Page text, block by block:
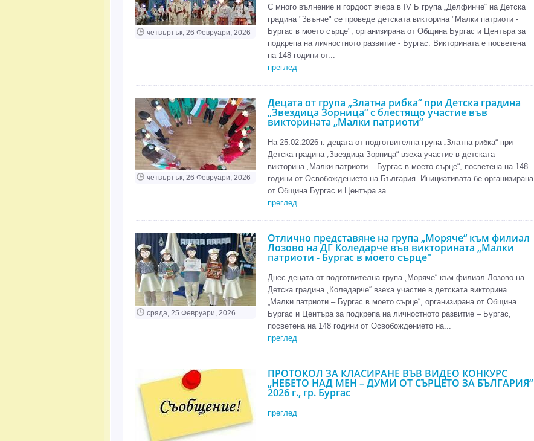
четвъртък, 26 Февруари, 2026
С много вълнение и гордост вчера в IV Б група „Делфинче“ на Детска
градина "Звънче" се проведе детската викторина "Малки патриоти -
Бургас в моето сърце", организирана от Община Бургас и Центъра за
подкрепа на личностното развитие - Бургас. Викторината е посветена
на 148 години от...
преглед
четвъртък, 26 Февруари, 2026
Децата от група „Златна рибка“ при Детска градина
„Звездица Зорница“ с блестящо участие във
викторината „Малки патриоти“
На 25.02.2026 г. децата от подготвителна група „Златна рибка“ при
Детска градина „Звездица Зорница“ взеха участие в детската
викторина „Малки патриоти – Бургас в моето сърце“, посветена на 148
години от Освобождението на България. Инициативата бе организирана
от Община Бургас и Центъра за...
преглед
сряда, 25 Февруари, 2026
Отлично представяне на група „Моряче“ към филиал
Лозово на ДГ Коледарче във викторината „Малки
патриоти - Бургас в моето сърце"
Днес децата от подготвителна група „Моряче“ към филиал Лозово на
Детска градина „Коледарче“ взеха участие в детската викторина
„Малки патриоти – Бургас в моето сърце“, организирана от Община
Бургас и Центъра за подкрепа на личностното развитие – Бургас,
посветена на 148 години от Освобождението на...
преглед
ПРОТОКОЛ ЗА КЛАСИРАНЕ ВЪВ ВИДЕО КОНКУРС
„НЕБЕТО НАД МЕН – ДУМИ ОТ СЪРЦЕТО ЗА БЪЛГАРИЯ“
2026 г., гр. Бургас
преглед